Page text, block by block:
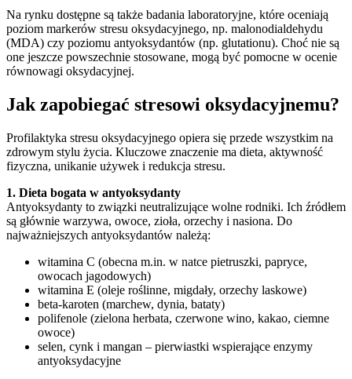
Na rynku dostępne są także badania laboratoryjne, które oceniają
poziom markerów stresu oksydacyjnego, np. malonodialdehydu
(MDA) czy poziomu antyoksydantów (np. glutationu). Choć nie są
one jeszcze powszechnie stosowane, mogą być pomocne w ocenie
równowagi oksydacyjnej.
Jak zapobiegać stresowi oksydacyjnemu?
Profilaktyka stresu oksydacyjnego opiera się przede wszystkim na
zdrowym stylu życia. Kluczowe znaczenie ma dieta, aktywność
fizyczna, unikanie używek i redukcja stresu.
1. Dieta bogata w antyoksydanty
Antyoksydanty to związki neutralizujące wolne rodniki. Ich źródłem
są głównie warzywa, owoce, zioła, orzechy i nasiona. Do
najważniejszych antyoksydantów należą:
witamina C (obecna m.in. w natce pietruszki, papryce,
owocach jagodowych)
witamina E (oleje roślinne, migdały, orzechy laskowe)
beta-karoten (marchew, dynia, bataty)
polifenole (zielona herbata, czerwone wino, kakao, ciemne
owoce)
selen, cynk i mangan – pierwiastki wspierające enzymy
antyoksydacyjne